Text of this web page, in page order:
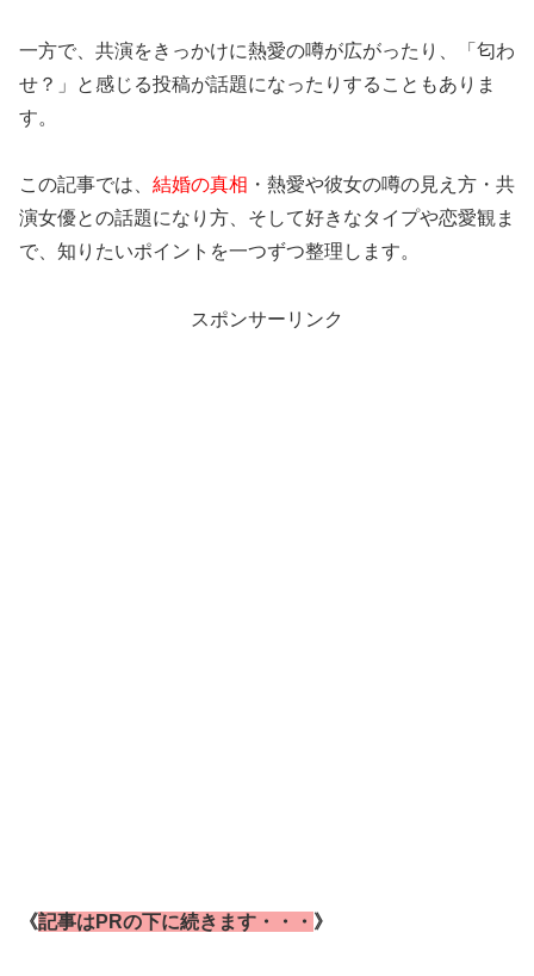
一方で、共演をきっかけに熱愛の噂が広がったり、「匂わ
せ？」と感じる投稿が話題になったりすることもありま
す。
この記事では、 結婚の真相 ・熱愛や彼女の噂の見え方・共
演女優との話題になり方、そして好きなタイプや恋愛観ま
で、知りたいポイントを一つずつ整理します。
スポンサーリンク
《記事はPRの下に続きます・・・ 》